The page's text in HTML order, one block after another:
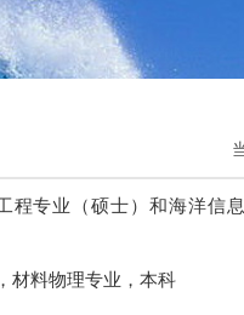
程专业（硕士）和海洋信
材料物理专业，本科